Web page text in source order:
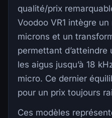
qualité/prix
Voodoo VR1 intègre
microns et un
permettant
les aigus jusqu’à 18
micro. Ce dernier
pour un prix toujours
Ces modèles